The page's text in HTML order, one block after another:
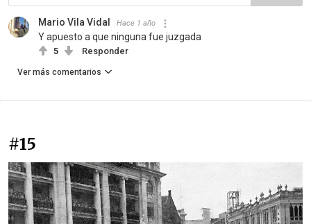
Mario Vila Vidal Hace 1 año
Y apuesto a que ninguna fue juzgada
5 Responder
Ver más comentarios
#15